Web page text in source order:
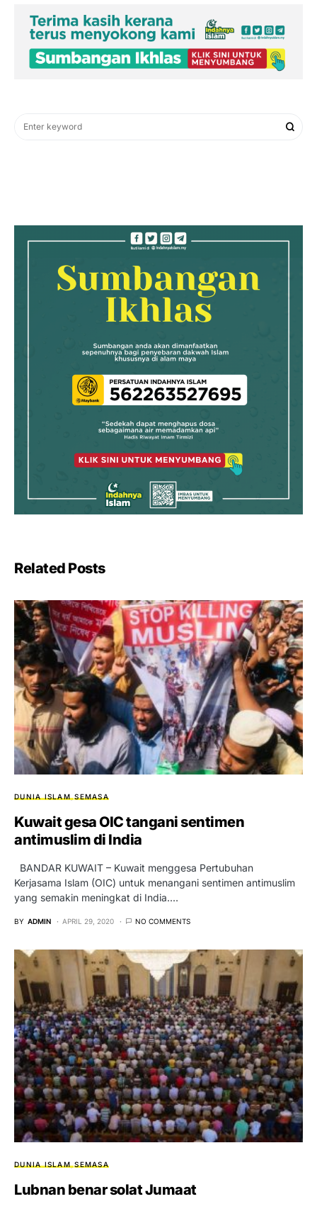
Related Posts
DUNIA ISLAM SEMASA
Kuwait gesa OIC tangani sentimen
antimuslim di India
BANDAR KUWAIT – Kuwait menggesa Pertubuhan
Kerjasama Islam (OIC) untuk menangani sentimen antimuslim
yang semakin meningkat di India.…
BY ADMIN APRIL 29, 2020 NO COMMENTS
DUNIA ISLAM SEMASA
Lubnan benar solat Jumaat